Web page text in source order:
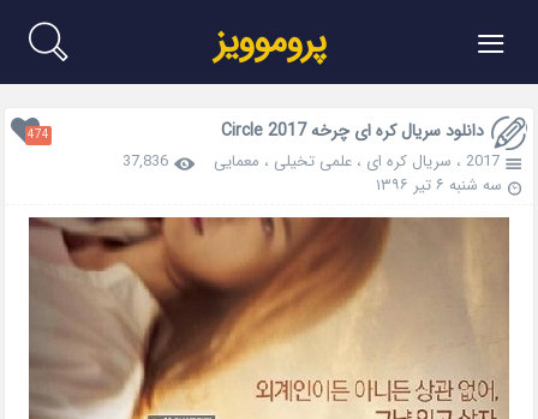
≡ پروموویز
دانلود سریال کره ای چرخه Circle 2017 474
2017 ، سریال کره ای ،علمی تخیلی ، معمایی
37,836
سه شنبه ۶ تیر ۱۳۹۶